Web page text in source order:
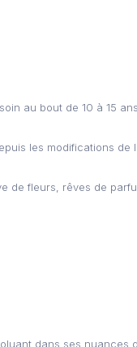
au bout de 10 à 15
les modifications de
de fleurs, rêves de
dans ses nuances